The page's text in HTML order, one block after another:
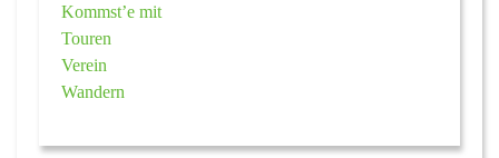
Kommst’e mit
Touren
Verein
Wandern